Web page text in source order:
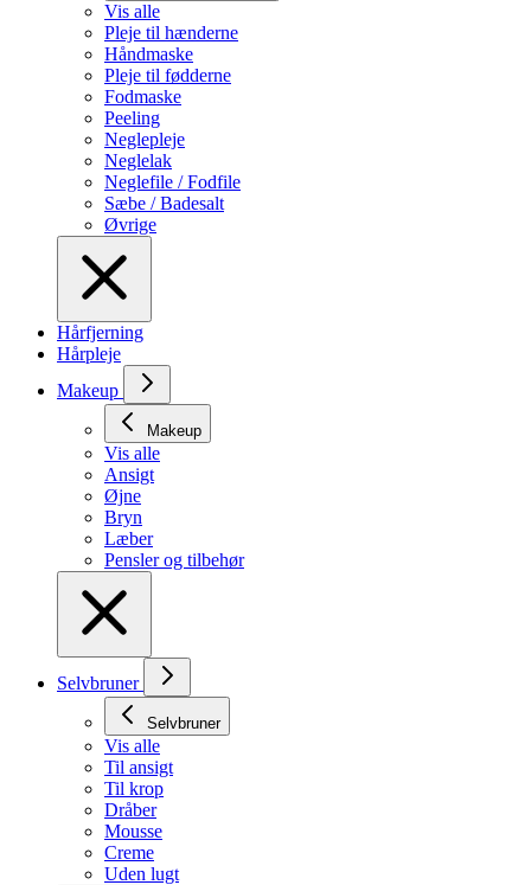
Vis alle
Pleje til hænderne
Håndmaske
Pleje til fødderne
Fodmaske
Peeling
Neglepleje
Neglelak
Neglefile / Fodfile
Sæbe / Badesalt
Øvrige
Hårfjerning
Hårpleje
Makeup
Makeup
Vis alle
Ansigt
Øjne
Bryn
Læber
Pensler og tilbehør
Selvbruner
Selvbruner
Vis alle
Til ansigt
Til krop
Dråber
Mousse
Creme
Uden lugt